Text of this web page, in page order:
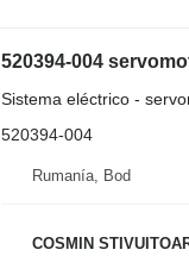
520394-004
Sistema eléctrico -
520394-004
Rumanía, Bod
COSMIN